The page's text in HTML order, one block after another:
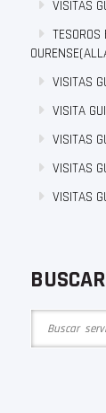
VISITAS
TESOROS
VISITAS
VISITA
VISITAS
VISITAS
VISITAS
BUSCAR